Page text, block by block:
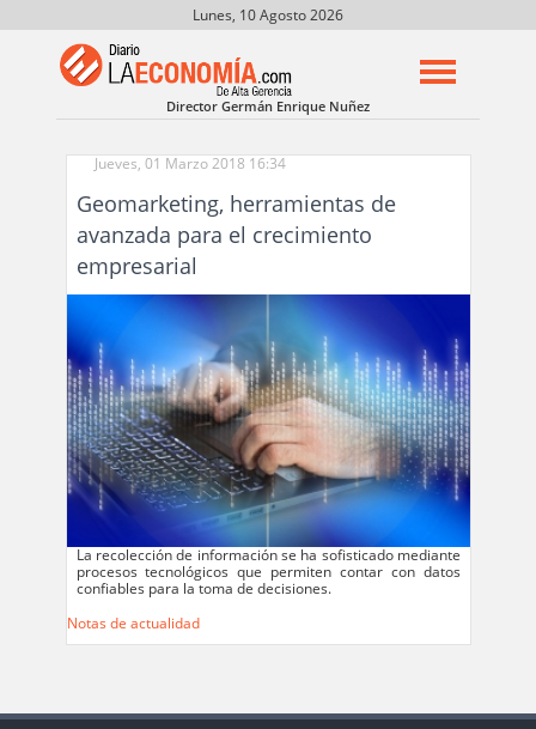
Lunes, 10 Agosto 2026
Director Germán Enrique Nuñez
Jueves, 01 Marzo 2018 16:34
Geomarketing, herramientas de
avanzada para el crecimiento
empresarial
La recolección de información se ha sofisticado mediante
procesos tecnológicos que permiten contar con datos
confiables para la toma de decisiones.
Notas de actualidad